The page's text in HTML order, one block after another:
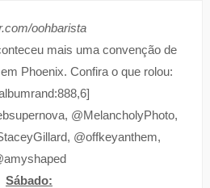
oohbarista
mais uma convenção de
Phoenix. Confira o que rolou:
@MelancholyPhoto,
@offkeyanthem,
Sábado: